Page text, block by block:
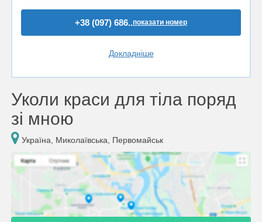
+38 (097) 686..показати номер
Докладніше
Уколи краси для тіла поряд
зі мною
Україна, Миколаївська, Первомайськ